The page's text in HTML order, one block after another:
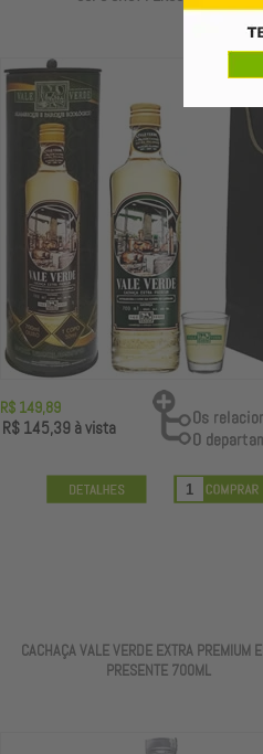
R$ 149,89
R$ 145,39à vista
CACHAÇA VALE VERDE EXTRA PREMIUM
PRESENTE 700ML